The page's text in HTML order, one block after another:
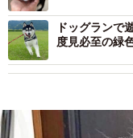
ドッグラン
度見必至の緑